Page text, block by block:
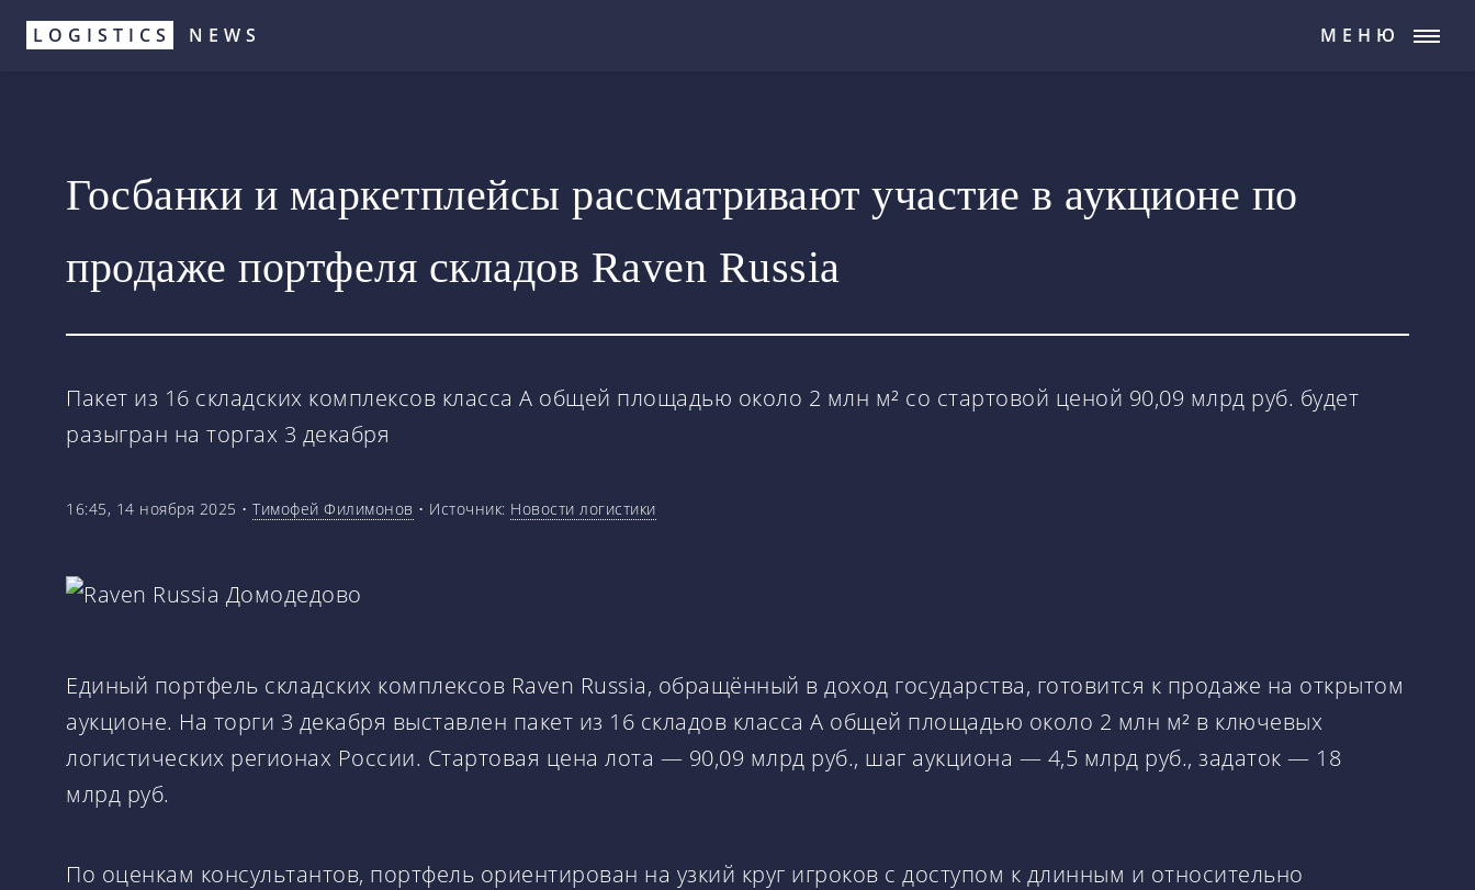
Перейти
LOGISTICS NEWS МЕНЮ
Госбанки и маркетплейсы рассматривают участие в аукционе по
продаже портфеля складов Raven Russia
Пакет из 16 складских комплексов класса A общей площадью около 2 млн м² со стартовой ценой 90,09 млрд руб. будет
разыгран на торгах 3 декабря
16:45, 14 ноября 2025 • Тимофей Филимонов • Источник: Новости логистики
Единый портфель складских комплексов Raven Russia, обращённый в доход государства, готовится к продаже на открытом
аукционе. На торги 3 декабря выставлен пакет из 16 складов класса А общей площадью около 2 млн м² в ключевых
логистических регионах России. Стартовая цена лота — 90,09 млрд руб., шаг аукциона — 4,5 млрд руб., задаток — 18
млрд руб.
По оценкам консультантов, портфель ориентирован на узкий круг игроков с доступом к длинным и относительно